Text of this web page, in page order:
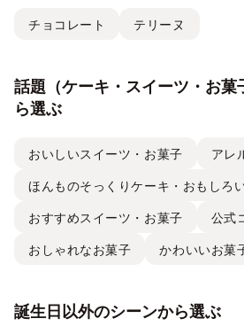
チョコレート テリーヌ
話題（ケーキ・スイーツ・お菓
ら選ぶ
おいしいスイーツ・お菓子 アレ
ほんものそっくりケーキ・おもしろ
おすすめスイーツ・お菓子 公式
おしゃれなお菓子 かわいいお菓
誕生日以外のシーンから選ぶ